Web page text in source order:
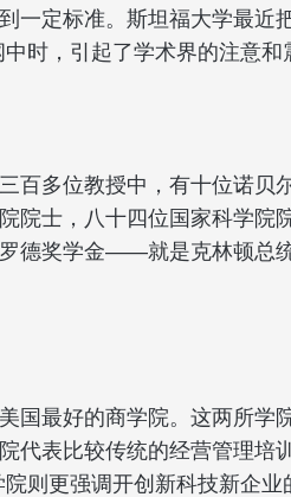
一定标准。斯坦福大学最近
时，引起了学术界的注意和
百多位教授中，有十位诺贝
院士，八十四位国家科学院
德奖学金——就是克林顿总
国最好的商学院。这两所学
代表比较传统的经营管理培
则更强调开创新科技新企业